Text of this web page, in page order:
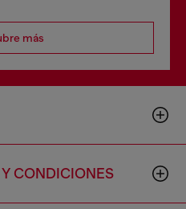
más
CONDICIONES